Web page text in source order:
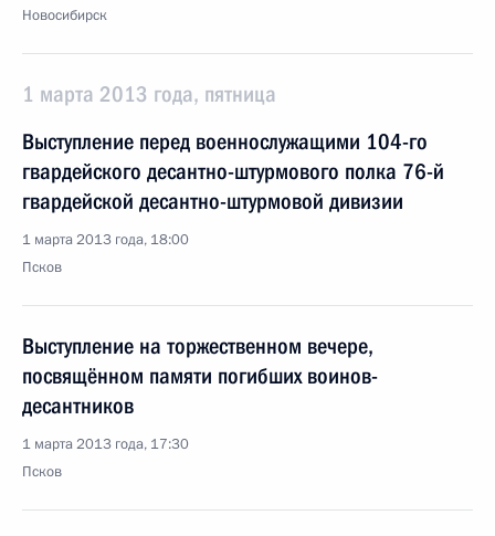
Новосибирск
1 марта 2013 года, пятница
Выступление перед военнослужащими 104-го
гвардейского десантно-штурмового полка 76-й
гвардейской десантно-штурмовой дивизии
1 марта 2013 года, 18:00
Псков
Выступление на торжественном вечере,
посвящённом памяти погибших воинов-
десантников
1 марта 2013 года, 17:30
Псков